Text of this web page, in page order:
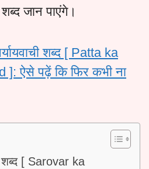
जान पाएंगे।
शब्द [ Patta ka
ऐसे पढ़ें कि फिर कभी ना
शब्द [ Sarovar ka